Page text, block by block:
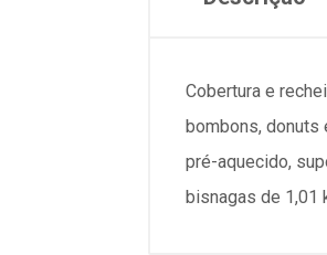
Cobertura e
bombons, donuts
pré-aquecido,
bisnagas de 1,01